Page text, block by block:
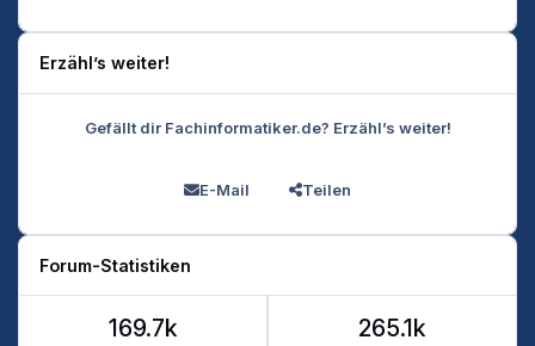
Erzähl’s weiter!
Gefällt dir Fachinformatiker.de? Erzähl’s weiter!
E-Mail Teilen
Forum-Statistiken
169.7k 265.1k